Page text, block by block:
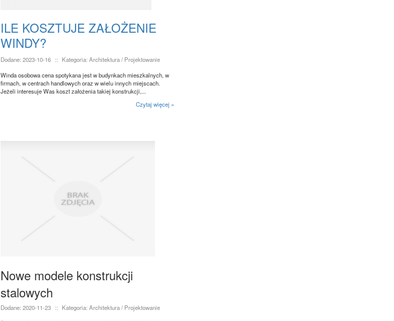
ILE KOSZTUJE ZAŁOŻENIE
WINDY?
Dodane: 2023-10-16 ::
Kategoria: Architektura / Projektowanie
Winda osobowa cena spotykana jest w budynkach mieszkalnych, w
firmach, w centrach handlowych oraz w wielu innych miejscach.
Jeżeli interesuje Was koszt założenia takiej konstrukcji,...
Czytaj więcej »
Nowe modele konstrukcji
stalowych
Dodane: 2020-11-23 ::
Kategoria: Architektura / Projektowanie